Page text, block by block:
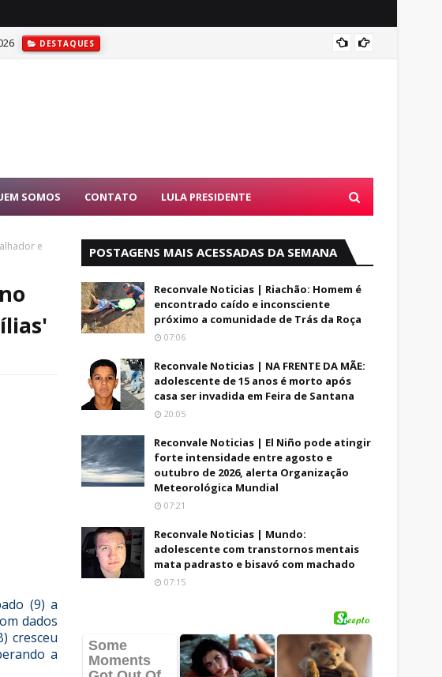
DESTAQUES
SOMOS CONTATO LULA PRESIDENTE
e
(9) a
dados
cresceu
a
POSTAGENS MAIS ACESSADAS DA SEMANA
Reconvale Noticias | Riachão: Homem é
encontrado caído e inconsciente
próximo a comunidade de Trás da Roça
07:06
Reconvale Noticias | NA FRENTE DA MÃE:
adolescente de 15 anos é morto após
casa ser invadida em Feira de Santana
20:05
Reconvale Noticias | El Niño pode atingir
forte intensidade entre agosto e
outubro de 2026, alerta Organização
Meteorológica Mundial
07:21
Reconvale Noticias | Mundo:
adolescente com transtornos mentais
mata padrasto e bisavó com machado
07:15